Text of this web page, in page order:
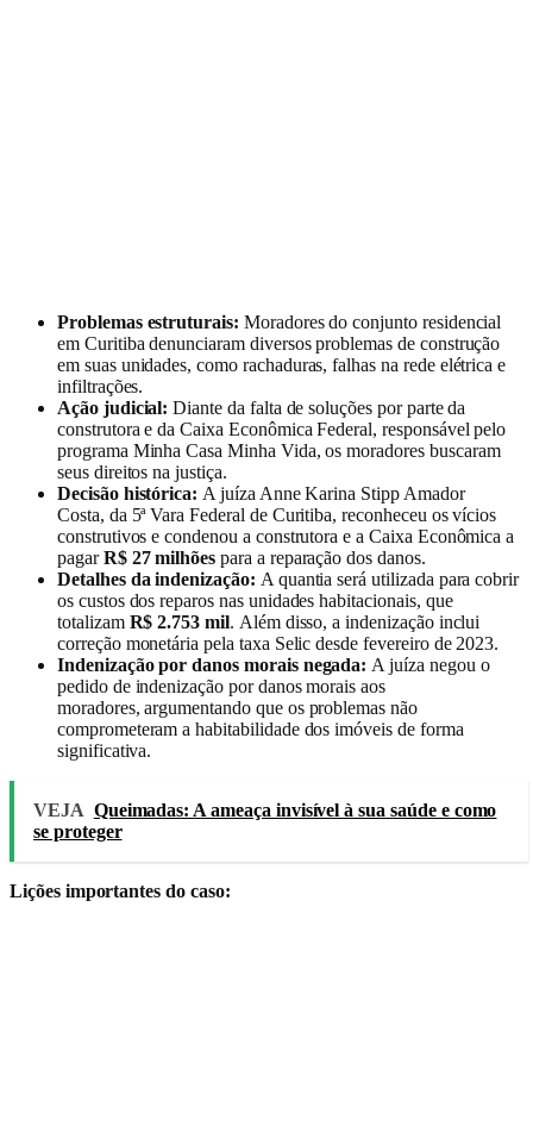
Problemas estruturais: Moradores do conjunto residencial
em Curitiba denunciaram diversos problemas de construção
em suas unidades, como rachaduras, falhas na rede elétrica e
infiltrações.
Ação judicial: Diante da falta de soluções por parte da
construtora e da Caixa Econômica Federal, responsável pelo
programa Minha Casa Minha Vida, os moradores buscaram
seus direitos na justiça.
Decisão histórica: A juíza Anne Karina Stipp Amador
Costa, da 5ª Vara Federal de Curitiba, reconheceu os vícios
construtivos e condenou a construtora e a Caixa Econômica a
pagarR$ 27 milhões para a reparação dos danos.
Detalhes da indenização: A quantia será utilizada para cobrir
os custos dos reparos nas unidades habitacionais, que
totalizam R$ 2.753 mil. Além disso, a indenização inclui
correção monetária pela taxa Selic desde fevereiro de 2023.
Indenização por danos morais negada: A juíza negou o
pedido de indenização por danos morais aos
moradores, argumentando que os problemas não
comprometeram a habitabilidade dos imóveis de forma
significativa.
VEJA Queimadas: A ameaça invisível à sua saúde e como
se proteger
Lições importantes do caso: